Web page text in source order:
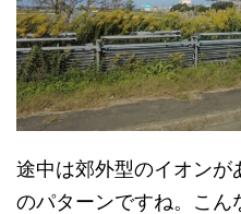
途中は郊外型のイオン
のパターンですね。こ